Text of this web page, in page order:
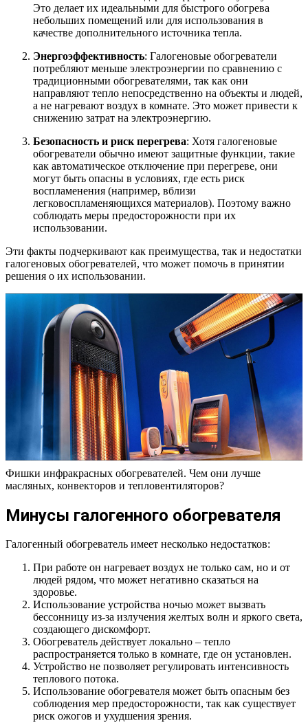
Это делает их идеальными для быстрого обогрева
небольших помещений или для использования в
качестве дополнительного источника тепла.
Энергоэффективность: Галогеновые обогреватели
потребляют меньше электроэнергии по сравнению с
традиционными обогревателями, так как они
направляют тепло непосредственно на объекты и людей,
а не нагревают воздух в комнате. Это может привести к
снижению затрат на электроэнергию.
Безопасность и риск перегрева: Хотя галогеновые
обогреватели обычно имеют защитные функции, такие
как автоматическое отключение при перегреве, они
могут быть опасны в условиях, где есть риск
воспламенения (например, вблизи
легковоспламеняющихся материалов). Поэтому важно
соблюдать меры предосторожности при их
использовании.
Эти факты подчеркивают как преимущества, так и недостатки
галогеновых обогревателей, что может помочь в принятии
решения о их использовании.
Фишки инфракрасных обогревателей. Чем они лучше
масляных, конвекторов и тепловентиляторов?
Минусы галогенного обогревателя
Галогенный обогреватель имеет несколько недостатков:
При работе он нагревает воздух не только сам, но и от
людей рядом, что может негативно сказаться на
здоровье.
Использование устройства ночью может вызвать
бессонницу из-за излучения желтых волн и яркого света,
создающего дискомфорт.
Обогреватель действует локально – тепло
распространяется только в комнате, где он установлен.
Устройство не позволяет регулировать интенсивность
теплового потока.
Использование обогревателя может быть опасным без
соблюдения мер предосторожности, так как существует
риск ожогов и ухудшения зрения.